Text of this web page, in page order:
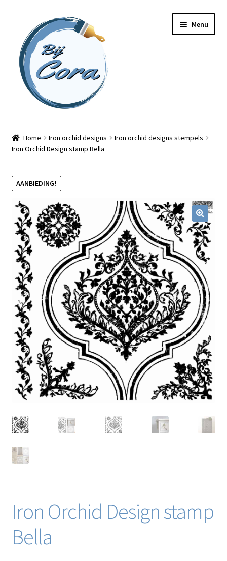
naar
navigatie
inhoud
Menu
Workshops
Online cursussen
Shop
Blog / DIY / Tutorials
Over mij
Contact
Home Iron orchid designs
Iron orchid designs stempels
Iron Orchid Design stamp Bella
AANBIEDING!
Iron Orchid Design stamp
Bella